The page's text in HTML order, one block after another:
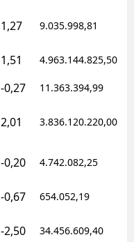
1,27 9.035.998,81
1,51 4.963.144.825,50
-0,27 11.363.394,99
2,01 3.836.120.220,00
-0,20 4.742.082,25
-0,67 654.052,19
-2,50 34.456.609,40